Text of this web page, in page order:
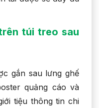
túi treo sau
gắn sau lưng ghế
quảng cáo và
tiệu thông tin chi